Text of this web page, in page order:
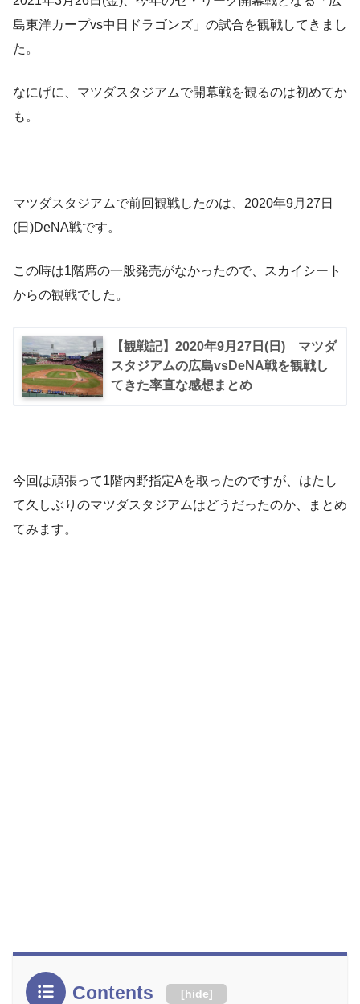
島東洋カープvs中日ドラゴンズ」の試合を観戦してきまし
た。
なにげに、マツダスタジアムで開幕戦を観るのは初めてか
も。
マツダスタジアムで前回観戦したのは、2020年9月27日
(日)DeNA戦です。
この時は1階席の一般発売がなかったので、スカイシート
からの観戦でした。
【観戦記】2020年9月27日(日) マツダ
スタジアムの広島vsDeNA戦を観戦し
てきた率直な感想まとめ
今回は頑張って1階内野指定Aを取ったのですが、はたし
て久しぶりのマツダスタジアムはどうだったのか、まとめ
てみます。
Contents [hide]